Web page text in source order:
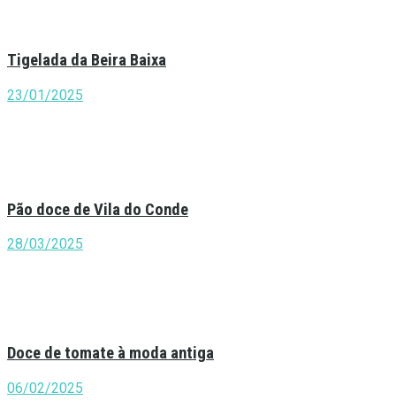
Tigelada da Beira Baixa
23/01/2025
Pão doce de Vila do Conde
28/03/2025
Doce de tomate à moda antiga
06/02/2025